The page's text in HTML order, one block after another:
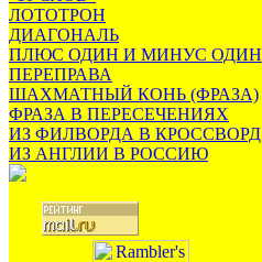
ЛОТОТРОН
ДИАГОНАЛЬ
ПЛЮС ОДИН И МИНУС ОДИН
ПЕРЕПРАВА
ШАХМАТНЫЙ КОНЬ (ФРАЗА)
ФРАЗА В ПЕРЕСЕЧЕНИЯХ
ИЗ ФИЛВОРДА В КРОССВОРД
ИЗ АНГЛИИ В РОССИЮ